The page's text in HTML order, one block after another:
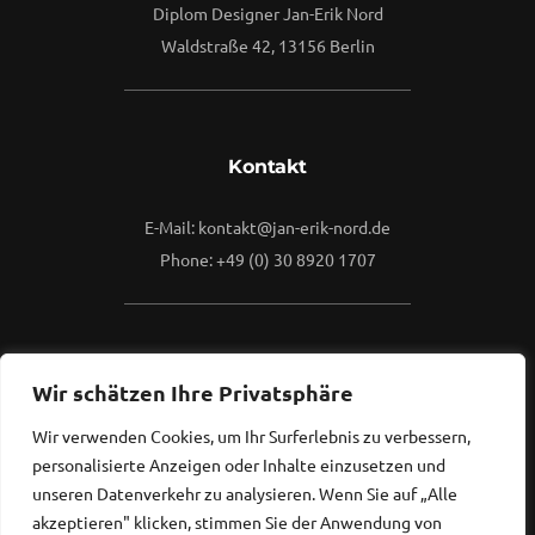
Wir schätzen Ihre Privatsphäre
Wir verwenden Cookies, um Ihr Surferlebnis zu verbessern,
personalisierte Anzeigen oder Inhalte einzusetzen und
unseren Datenverkehr zu analysieren. Wenn Sie auf „Alle
akzeptieren" klicken, stimmen Sie der Anwendung von
Diplom Designer Jan-Erik Nord
Waldstraße 42, 13156 Berlin
Kontakt
E-Mail: kontakt@jan-erik-nord.de
Phone: +49 (0) 30 8920 1707
Mehr
Kontaktieren Sie mich gerne.
Ich freue mich, von Ihnen zu hören...